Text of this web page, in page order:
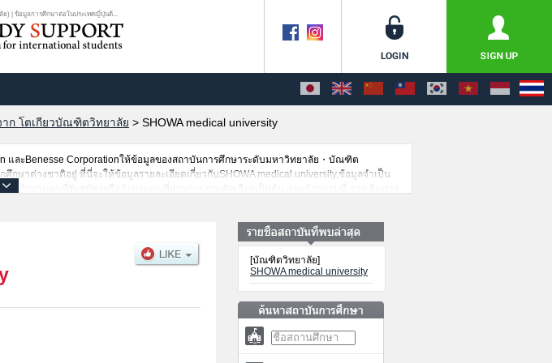
ย) | ข้อมูลการศึกษาต่อในประเทศญี่ปุ่นต้...
าก โตเกียวบัณฑิตวิทยาลัย > SHOWA medical university
และBenesse Corporationให้ข้อมูลของสถาบันการศึกษาระดับมหาวิทยาลัย・บัณฑิต
าต่างชาติอยู่ ที่นี่จะให้ข้อมูลรายละเอียดเกี่ยวกับSHOWA medical university,ข้อมูลจำเป็น
นจำนวนคนที่รับสมัครหรือจำนวนคนที่ผ่านการสอบคัดเลือกเป็นต้น,แนะนำสถานที่,การเดินทาง
[บัณฑิตวิทยาลัย]
SHOWA medical university